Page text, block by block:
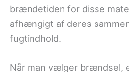
brændetiden for disse
afhængigt af deres
fugtindhold.
Når man vælger brændsel,